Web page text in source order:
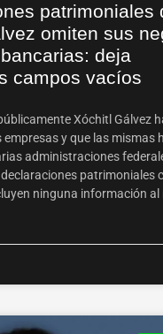
patrimoniales
omiten sus
deja
campos vacíos
Xóchitl Gálvez
empresas y que las mismas
administraciones
declaraciones patrimoniales
ninguna información al